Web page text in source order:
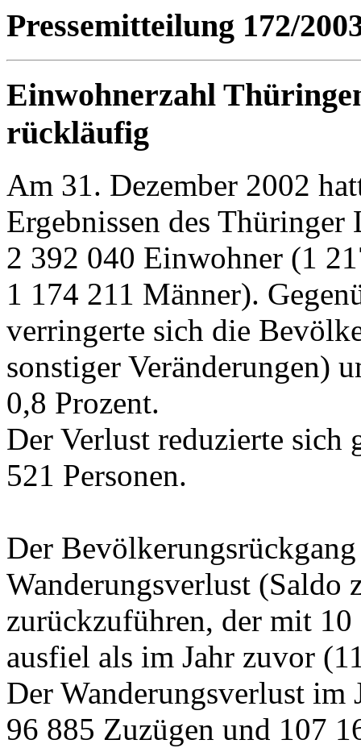
Pressemitteilung 172/
Einwohnerzahl
rückläufig
Am 31. Dezember 2002
Ergebnissen des
2 392 040 Einwohner (1
1 174 211 Männer).
verringerte sich die
sonstiger Veränderungen)
0,8 Prozent.
Der Verlust reduzierte sich
521 Personen.
Der
Wanderungsverlust (Saldo
zurückzuführen, der mit
ausfiel als im Jahr zuvor
Der Wanderungsverlust im
96 885 Zuzügen und 107